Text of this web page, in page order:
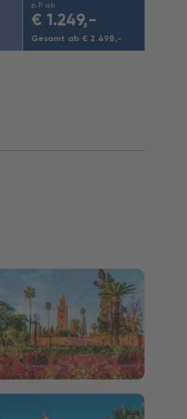
p.P. ab
€ 1.249,-
Gesamt ab € 2.498,-
Bildergalerie öffnen